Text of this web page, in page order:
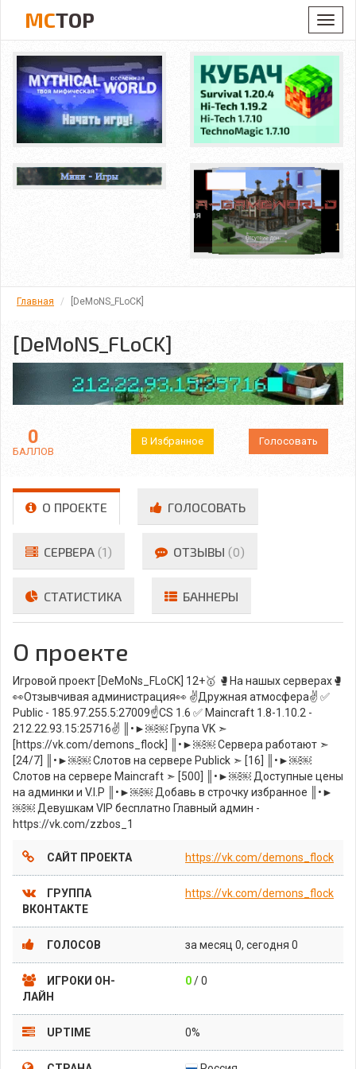
MCTOP
Главная [DeMoNS_FLoCK]
[DeMoNS_FLoCK]
0
БАЛЛОВ
В Избранное Голосовать
О ПРОЕКТЕ ГОЛОСОВАТЬ
СЕРВЕРА (1) ОТЗЫВЫ (0)
СТАТИСТИКА БАННЕРЫ
О проекте
Игровой проект [DeMoNs_FLoCK] 12+🥇 🥊На нашых серверах🥊
👀Отзывчивая администрация👀 ✌Дружная атмосфера✌ ✅
Public - 185.97.255.5:27009☝СS 1.6 ✅ Maincraft 1.8-1.10.2 -
212.22.93.15:25716✌ ║•►￼￼ Група VK ➣
[https://vk.com/demons_flock] ║•►￼￼ Сервера работают ➣
[24/7] ║•►￼￼ Слотов на сервере Publick ➣ [16] ║•►￼￼
Слотов на сервере Maincraft ➣ [500] ║•►￼￼ Доступные цены
на админки и V.I.P ║•►￼￼ Добавь в строчку избранное ║•►
￼￼ Девушкам VIP бесплатно Главный админ -
https://vk.com/zzbos_1
САЙТ ПРОЕКТА https://vk.com/demons_flock
ГРУППА
ВКОНТАКТЕ
https://vk.com/demons_flock
ГОЛОСОВ за месяц 0, сегодня 0
ИГРОКИ ОН-
ЛАЙН
0/ 0
UPTIME 0%